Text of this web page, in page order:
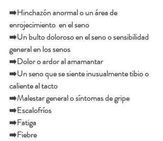
➡️Hinchazón anormal o un área de
enrojecimiento  en el seno
➡️Un bulto doloroso en el seno o sensibilidad
general en los senos
➡️Dolor o ardor al amamantar
➡️Un seno que se siente inusualmente tibio o
caliente al tacto
➡️Malestar general o síntomas de gripe
➡️Escalofríos
➡️Fatiga
➡️Fiebre